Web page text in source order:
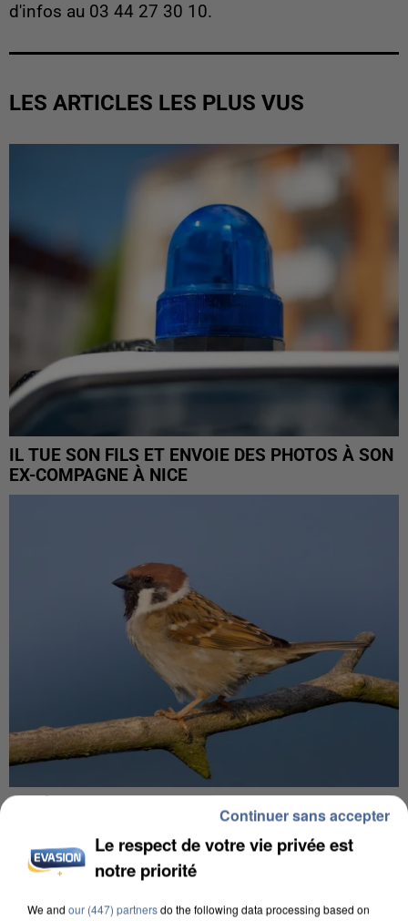
d'infos au 03 44 27 30 10.
LES ARTICLES LES PLUS VUS
IL TUE SON FILS ET ENVOIE DES PHOTOS À SON
EX-COMPAGNE À NICE
APRÈS TOUTES CES CANICULES, LES REFUGES
DE FAUNE SAUVAGE SONT...
Le respect de votre vie privée est
notre priorité
We and our (447) partnersdo the following data processing based on
Continuer sans accepter